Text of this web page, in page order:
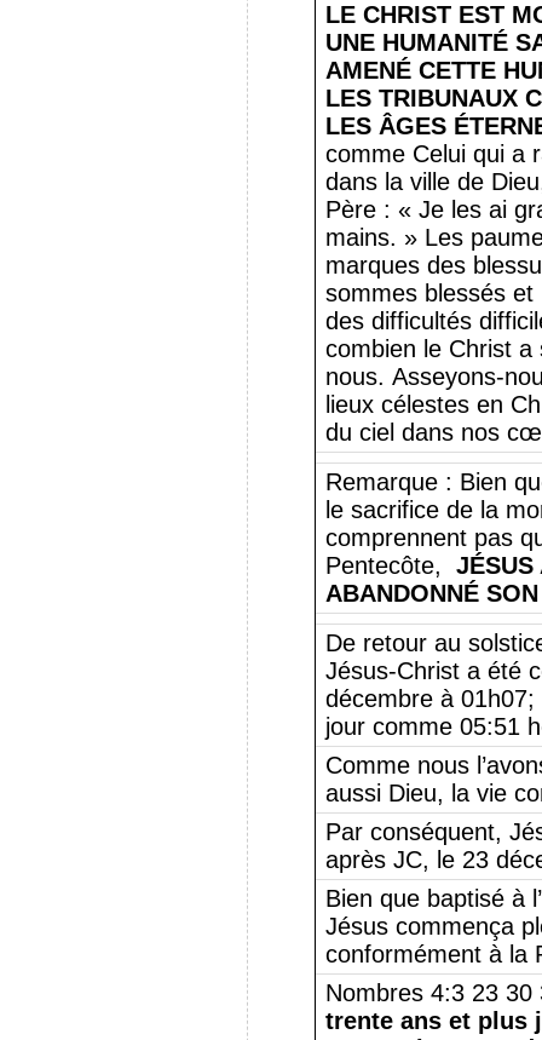
LE CHRIST EST
UNE HUMANITÉ
AMENÉ CETTE
LES TRIBUNAUX
LES ÂGES
comme Celui qui a
dans la ville de
Père : « Je les ai
mains. » Les
marques des
sommes blessés
des difficultés
combien le Christ a
nous. Asseyons-
lieux célestes en
du ciel dans nos
Remarque : Bien
le sacrifice de la
comprennent pas
Pentecôte, JÉSUS
ABANDONNÉ
De retour au
Jésus-Christ a été
décembre à 01h07;
jour comme 05:51
Comme nous
aussi Dieu, la vie
Par conséquent,
après JC, le 23
Bien que baptisé à
Jésus commença
conformément à la
Nombres 4:3 23
trente ans et plus